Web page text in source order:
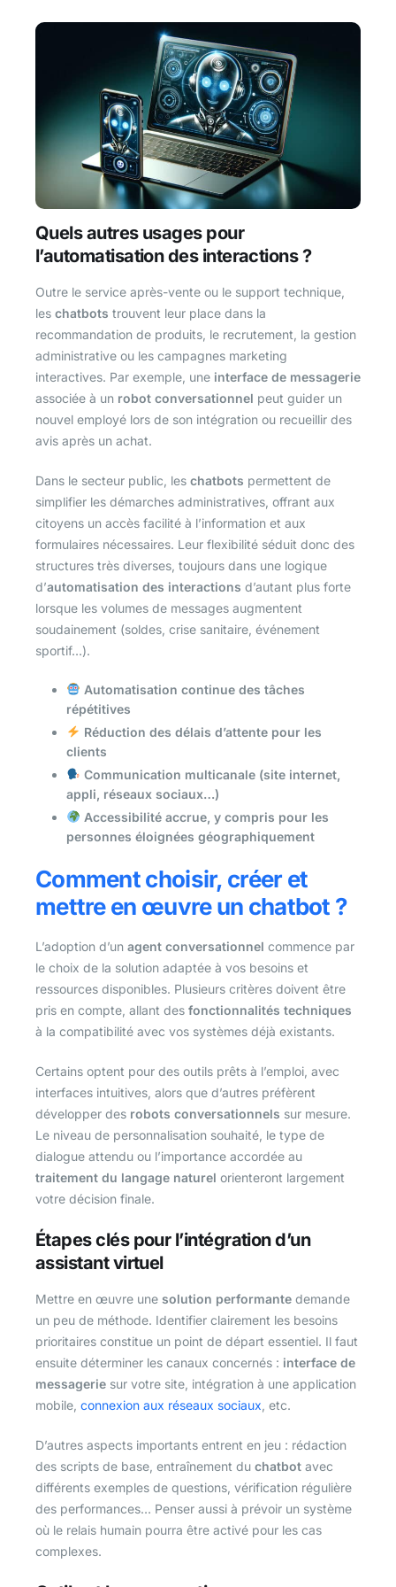
Quels autres usages pour
l’automatisation des interactions ?
Outre le service après-vente ou le support technique,
les chatbots trouvent leur place dans la
recommandation de produits, le recrutement, la gestion
administrative ou les campagnes marketing
interactives. Par exemple, une interface de messagerie
associée à un robot conversationnel peut guider un
nouvel employé lors de son intégration ou recueillir des
avis après un achat.
Dans le secteur public, les chatbots permettent de
simplifier les démarches administratives, offrant aux
citoyens un accès facilité à l’information et aux
formulaires nécessaires. Leur flexibilité séduit donc des
structures très diverses, toujours dans une logique
d’automatisation des interactions d’autant plus forte
lorsque les volumes de messages augmentent
soudainement (soldes, crise sanitaire, événement
sportif…).
Automatisation continue des tâches
répétitives
Réduction des délais d’attente pour les
clients
Communication multicanale (site internet,
appli, réseaux sociaux…)
Accessibilité accrue, y compris pour les
personnes éloignées géographiquement
Comment choisir, créer et
mettre en œuvre un chatbot ?
L’adoption d’un agent conversationnel commence par
le choix de la solution adaptée à vos besoins et
ressources disponibles. Plusieurs critères doivent être
pris en compte, allant des fonctionnalités techniques
à la compatibilité avec vos systèmes déjà existants.
Certains optent pour des outils prêts à l’emploi, avec
interfaces intuitives, alors que d’autres préfèrent
développer des robots conversationnels sur mesure.
Le niveau de personnalisation souhaité, le type de
dialogue attendu ou l’importance accordée au
traitement du langage naturel orienteront largement
votre décision finale.
Étapes clés pour l’intégration d’un
assistant virtuel
Mettre en œuvre une solution performante demande
un peu de méthode. Identifier clairement les besoins
prioritaires constitue un point de départ essentiel. Il faut
ensuite déterminer les canaux concernés : interface de
messagerie sur votre site, intégration à une application
mobile, connexion aux réseaux sociaux , etc.
D’autres aspects importants entrent en jeu : rédaction
des scripts de base, entraînement du chatbot avec
différents exemples de questions, vérification régulière
des performances… Penser aussi à prévoir un système
où le relais humain pourra être activé pour les cas
complexes.